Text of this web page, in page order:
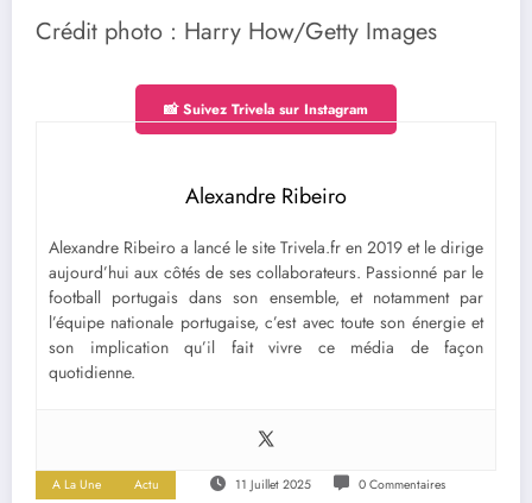
Crédit photo : Harry How/Getty Images
📸 Suivez Trivela sur Instagram
Alexandre Ribeiro
Alexandre Ribeiro a lancé le site Trivela.fr en 2019 et le dirige
aujourd’hui aux côtés de ses collaborateurs. Passionné par le
football portugais dans son ensemble, et notamment par
l’équipe nationale portugaise, c’est avec toute son énergie et
son implication qu’il fait vivre ce média de façon
quotidienne.
A La Une Actu 11 Juillet 2025 0 Commentaires